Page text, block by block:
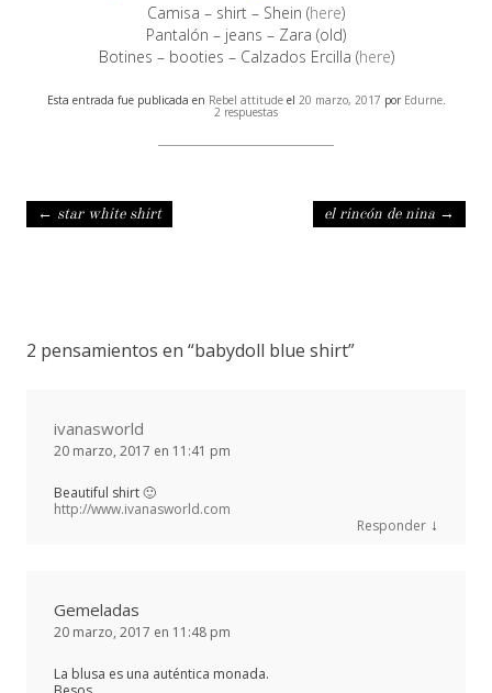
Camisa – shirt – Shein (here)
Pantalón – jeans – Zara (old)
Botines – booties – Calzados Ercilla (here)
Esta entrada fue publicada en Rebel attitudeel 20 marzo, 2017 por Edurne.
2 respuestas
Navegación de entradas
← star white shirt el rincón de nina →
2 pensamientos en “babydoll blue shirt”
ivanasworld
20 marzo, 2017 en 11:41 pm
Beautiful shirt 🙂
http://www.ivanasworld.com
Responder ↓
Gemeladas
20 marzo, 2017 en 11:48 pm
La blusa es una auténtica monada.